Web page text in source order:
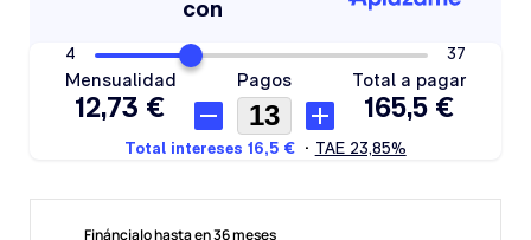
Fináncialo hasta en 36 meses